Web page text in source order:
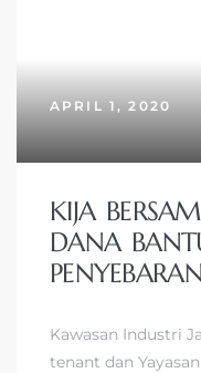
APRIL 1, 2020
KIJA
DANA
Kawasan Industri
tenant dan